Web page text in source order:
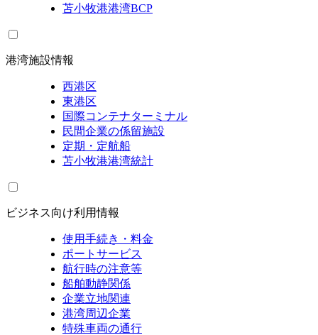
苫小牧港港湾BCP
港湾施設情報
西港区
東港区
国際コンテナターミナル
民間企業の係留施設
定期・定航船
苫小牧港港湾統計
ビジネス向け利用情報
使用手続き・料金
ポートサービス
航行時の注意等
船舶動静関係
企業立地関連
港湾周辺企業
特殊車両の通行